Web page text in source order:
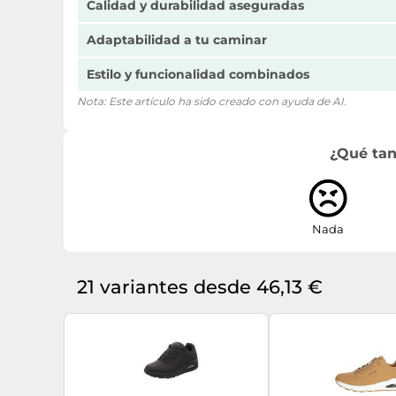
Calidad y durabilidad aseguradas
Adaptabilidad a tu caminar
Estilo y funcionalidad combinados
Nota: Este artículo ha sido creado con ayuda de AI.
¿Qué
Nada
21 variantes desde 46,13 €